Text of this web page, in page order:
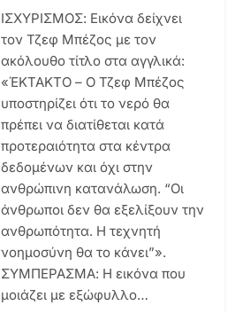
ΙΣΧΥΡΙΣΜΟΣ: Εικόνα δείχνει
τον Τζεφ Μπέζος με τον
ακόλουθο τίτλο στα αγγλικά:
«ΈΚΤΑΚΤΟ – Ο Τζεφ Μπέζος
υποστηρίζει ότι το νερό θα
πρέπει να διατίθεται κατά
προτεραιότητα στα κέντρα
δεδομένων και όχι στην
ανθρώπινη κατανάλωση. “Οι
άνθρωποι δεν θα εξελίξουν την
ανθρωπότητα. Η τεχνητή
νοημοσύνη θα το κάνει”».
ΣΥΜΠΕΡΑΣΜΑ: Η εικόνα που
μοιάζει με εξώφυλλο…